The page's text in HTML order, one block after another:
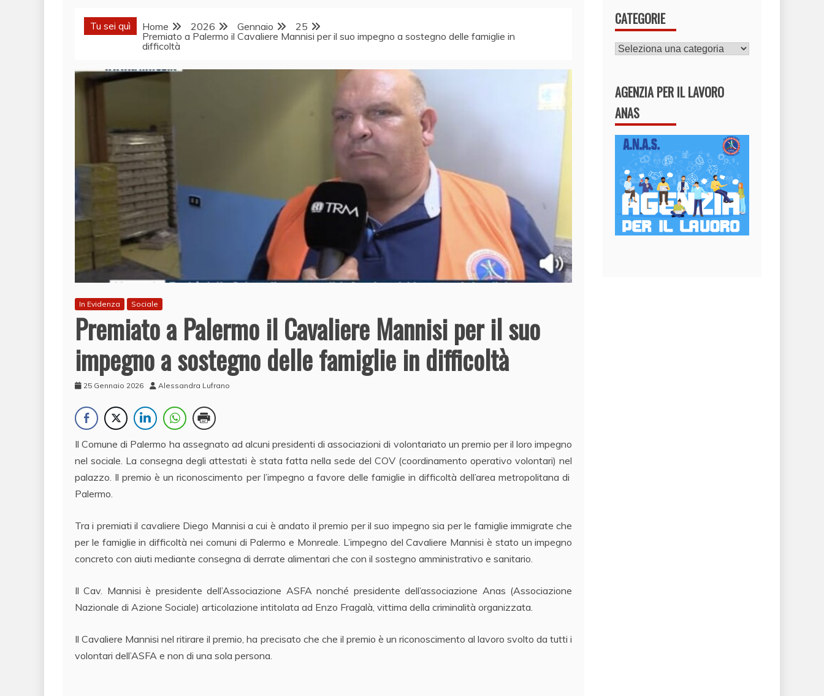
Tu sei quì Home 2026 Gennaio
25
Premiato a Palermo il Cavaliere Mannisi per il suo impegno a sostegno delle famiglie in
difficoltà
In Evidenza Sociale
Premiato a Palermo il Cavaliere Mannisi per il suo
impegno a sostegno delle famiglie in difficoltà
25 Gennaio 2026 Alessandra Lufrano
Il Comune di Palermo ha assegnato ad alcuni presidenti di associazioni di volontariato un premio per il loro impegno
nel sociale. La consegna degli attestati è stata fatta nella sede del COV (coordinamento operativo volontari) nel
palazzo. Il premio è un riconoscimento per l’impegno a favore delle famiglie in difficoltà dell’area metropolitana di
Palermo.
Tra i premiati il cavaliere Diego Mannisi a cui è andato il premio per il suo impegno sia per le famiglie immigrate che
per le famiglie in difficoltà nei comuni di Palermo e Monreale. L’impegno del Cavaliere Mannisi è stato un impegno
concreto con aiuti mediante consegna di derrate alimentari che con il sostegno amministrativo e sanitario.
Il Cav. Mannisi è presidente dell’Associazione ASFA nonché presidente dell’associazione Anas (Associazione
Nazionale di Azione Sociale) articolazione intitolata ad Enzo Fragalà, vittima della criminalità organizzata.
Il Cavaliere Mannisi nel ritirare il premio, ha precisato che che il premio è un riconoscimento al lavoro svolto da tutti i
volontari dell’ASFA e non di una sola persona.
CATEGORIE
CATEGORIE
AGENZIA PER IL LAVORO
ANAS